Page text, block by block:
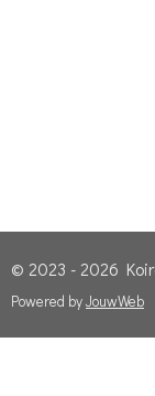
© 2023 - 2026
Powered byJouwWeb